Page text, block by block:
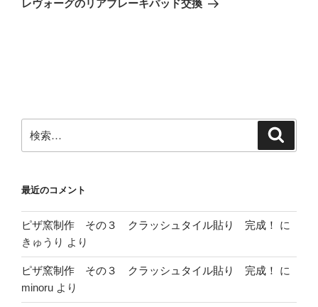
レヴォーグのリアブレーキパッド交換
索:
最近のコメント
ピザ窯制作 その３ クラッシュタイル貼り 完成！
に
きゅうり より
ピザ窯制作 その３ クラッシュタイル貼り 完成！
に
minoru より